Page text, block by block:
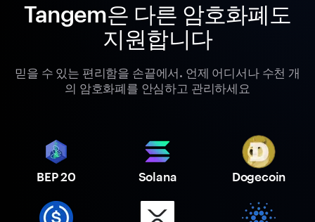
Tangem은 다른 암호화폐도
지원합니다
믿을 수 있는 편리함을 손끝에서. 언제 어디서나 수천 개
의 암호화폐를 안심하고 관리하세요
BEP 20 Solana Dogecoin